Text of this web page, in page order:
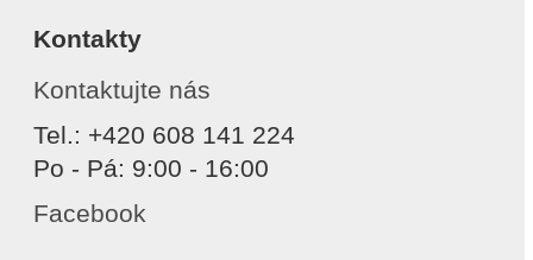
Kontakty
Kontaktujte nás
Tel.: +420 608 141 224
Po - Pá: 9:00 - 16:00
Facebook